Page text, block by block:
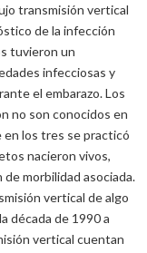
transmisión vertical
de la infección
tuvieron un
infecciosas y
el embarazo. Los
no son conocidos en
los tres se practicó
nacieron vivos,
morbilidad asociada.
vertical de algo
década de 1990 a
vertical cuentan